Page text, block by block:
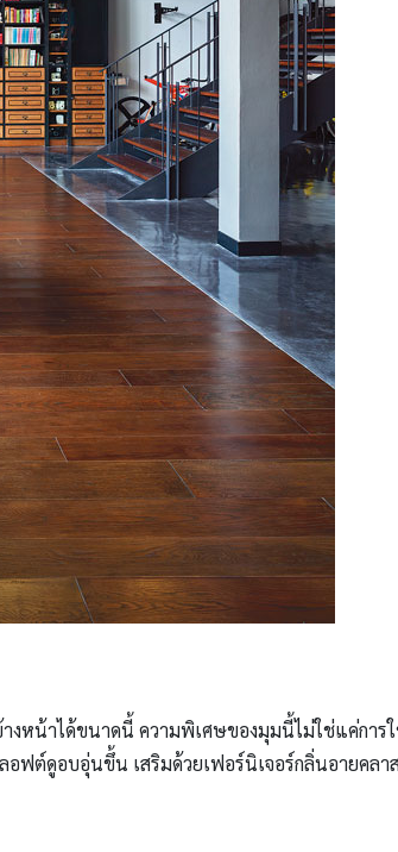
างหน้าได้ขนาดนี้ ความพิเศษของมุมนี้ไม่ใช่แค่การ
ฟต์ดูอบอุ่นขึ้น เสริมด้วยเฟอร์นิเจอร์กลิ่นอายคลา